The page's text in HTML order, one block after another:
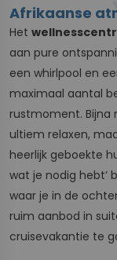
Afrikaanse
Het
aan pure
een whirlpool en
maximaal aantal
rustmoment. Bijna
ultiem relaxen,
heerlijk geboekte
wat je nodig hebt’
waar je in de
ruim aanbod in
cruisevakantie te